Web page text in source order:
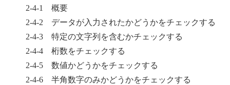
2-4-1 概要
2-4-2 データが入力されたかどうかをチェックする
2-4-3 特定の文字列を含むかチェックする
2-4-4 桁数をチェックする
2-4-5 数値かどうかをチェックする
2-4-6 半角数字のみかどうかをチェックする